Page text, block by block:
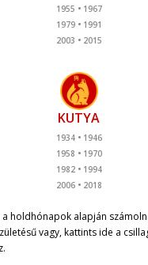
1955
1967
1979
1991
2003
2015
KUTYA
1934
1946
1958
1970
1982
1994
2006
2018
holdhónapok alapján
vagy, kattints ide a